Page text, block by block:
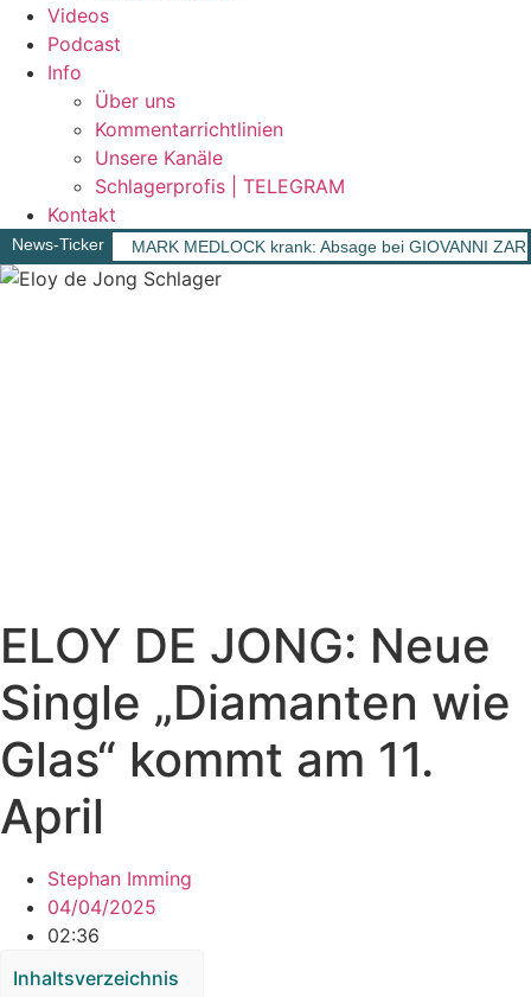
Videos
Podcast
Info
Über uns
Kommentarrichtlinien
Unsere Kanäle
Schlagerprofis | TELEGRAM
Kontakt
News-Ticker MARK MEDLOCK krank: Absage bei GIOVANNI
ELOY DE JONG: Neue
Single „Diamanten wie
Glas“ kommt am 11.
April
Stephan Imming
04/04/2025
02:36
Inhaltsverzeichnis